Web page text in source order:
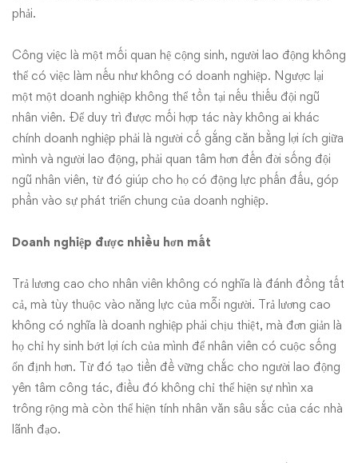
phải.
Công việc là một mối quan hệ cộng sinh, người lao động không
thể có việc làm nếu như không có doanh nghiệp. Ngược lại
một một doanh nghiệp không thể tồn tại nếu thiếu đội ngũ
nhân viên. Để duy trì được mối hợp tác này không ai khác
chính doanh nghiệp phải là người cố gắng căn bằng lợi ích giữa
mình và người lao động, phải quan tâm hơn đến đời sống đội
ngũ nhân viên, từ đó giúp cho họ có động lực phấn đấu, góp
phần vào sự phát triển chung của doanh nghiệp.
Doanh nghiệp được nhiều hơn mất
Trả lương cao cho nhân viên không có nghĩa là đánh đồng tất
cả, mà tùy thuộc vào năng lực của mỗi người. Trả lương cao
không có nghĩa là doanh nghiệp phải chịu thiệt, mà đơn giản là
họ chỉ hy sinh bớt lợi ích của mình để nhân viên có cuộc sống
ổn định hơn. Từ đó tạo tiền đề vững chắc cho người lao động
yên tâm công tác, điều đó không chỉ thể hiện sự nhìn xa
trông rộng mà còn thể hiện tính nhân văn sâu sắc của các nhà
lãnh đạo.